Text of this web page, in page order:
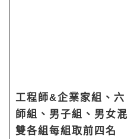
工程師&企業家組、六
師組、男子組、男女混
雙各組每組取前四名